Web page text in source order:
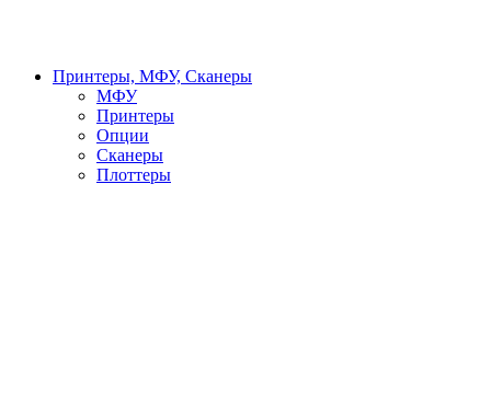
Принтеры, МФУ, Сканеры
МФУ
Принтеры
Опции
Сканеры
Плоттеры